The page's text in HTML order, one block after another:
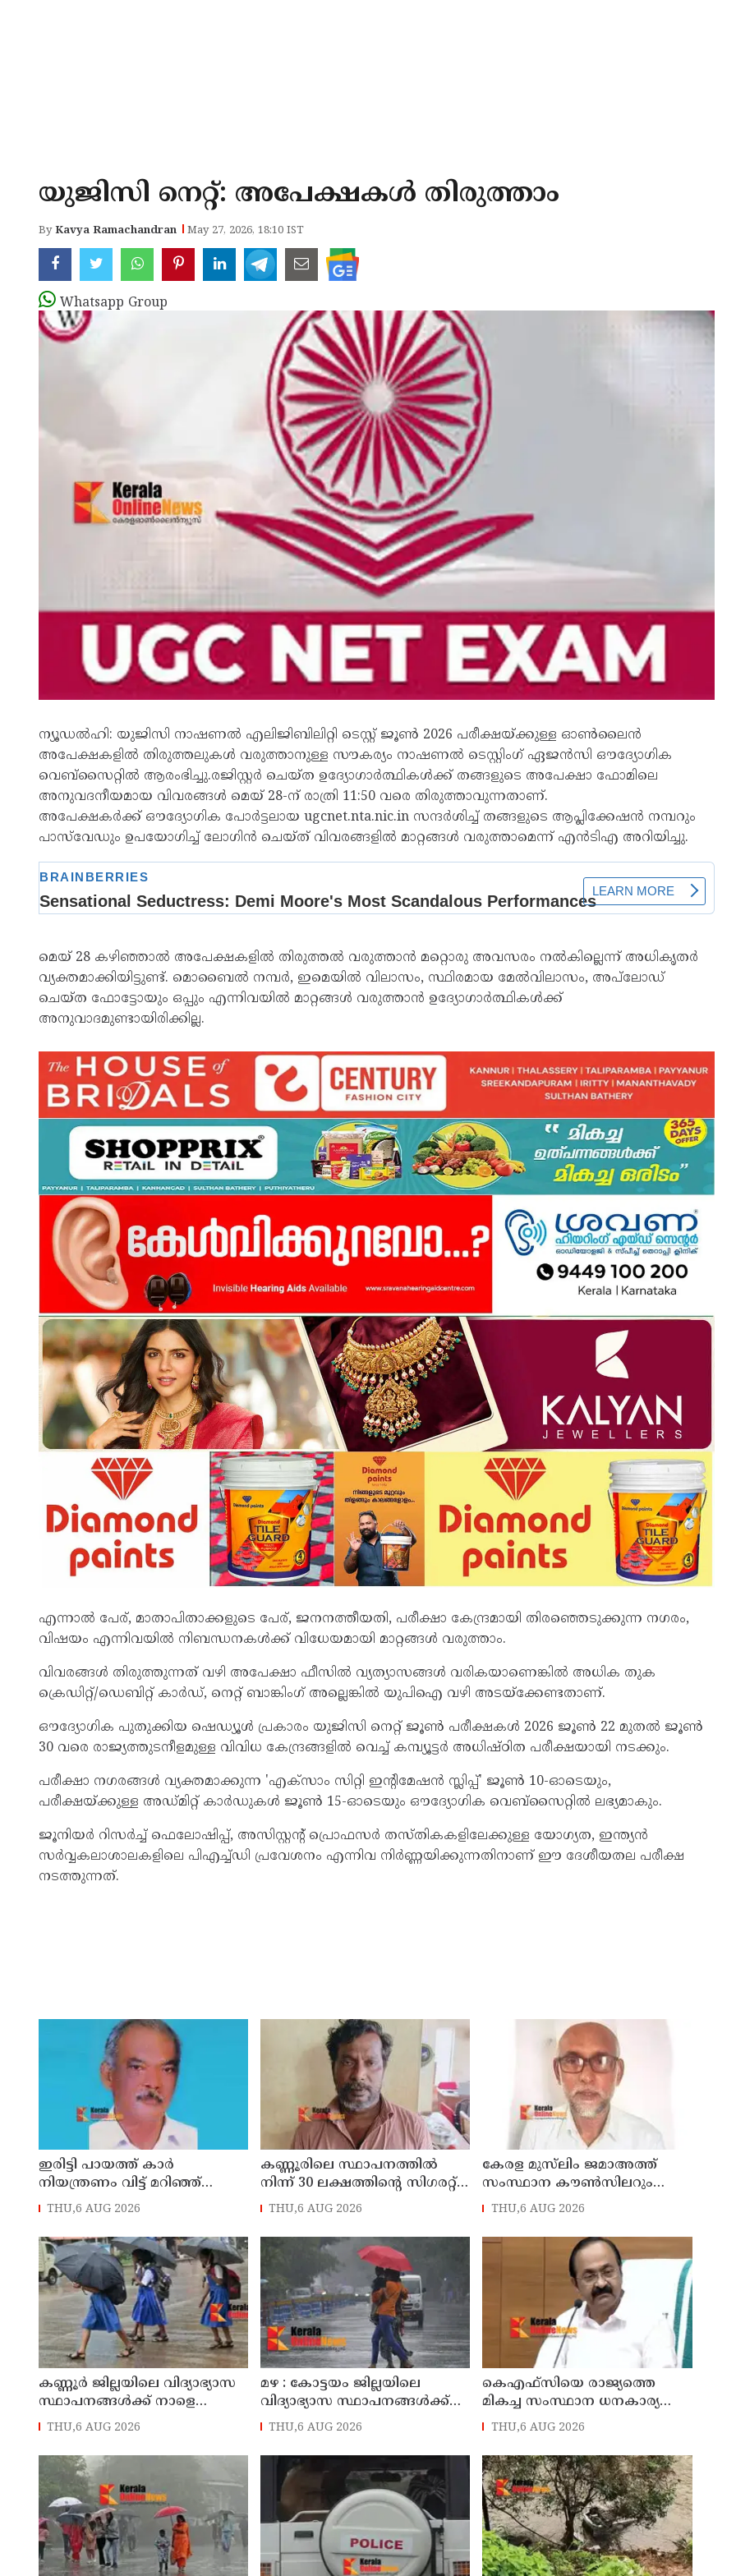
യുജിസി നെറ്റ്: അപേക്ഷകൾ തിരുത്താം
ByKavya Ramachandran May 27, 2026, 18:10 IST
Whatsapp Group
ന്യൂഡൽഹി: യുജിസി നാഷണൽ എലിജിബിലിറ്റി ടെസ്റ്റ് ജൂൺ 2026 പരീക്ഷയ്ക്കുള്ള ഓൺലൈൻ
അപേക്ഷകളിൽ തിരുത്തലുകൾ വരുത്താനുള്ള സൗകര്യം നാഷണൽ ടെസ്റ്റിംഗ് ഏജൻസി ഔദ്യോഗിക
വെബ്‌സൈറ്റിൽ ആരംഭിച്ചു.രജിസ്റ്റർ ചെയ്ത ഉദ്യോഗാർത്ഥികൾക്ക് തങ്ങളുടെ അപേക്ഷാ ഫോമിലെ
അനുവദനീയമായ വിവരങ്ങൾ മെയ് 28-ന് രാത്രി 11:50 വരെ തിരുത്താവുന്നതാണ്.
അപേക്ഷകർക്ക് ഔദ്യോഗിക പോർട്ടലായ ugcnet.nta.nic.in സന്ദർശിച്ച് തങ്ങളുടെ ആപ്ലിക്കേഷൻ നമ്പറും
പാസ്‌വേഡും ഉപയോഗിച്ച് ലോഗിൻ ചെയ്ത് വിവരങ്ങളിൽ മാറ്റങ്ങൾ വരുത്താമെന്ന് എൻടിഎ അറിയിച്ചു.
മെയ് 28 കഴിഞ്ഞാൽ അപേക്ഷകളിൽ തിരുത്തൽ വരുത്താൻ മറ്റൊരു അവസരം നൽകില്ലെന്ന് അധികൃതർ
വ്യക്തമാക്കിയിട്ടുണ്ട്. മൊബൈൽ നമ്പർ, ഇമെയിൽ വിലാസം, സ്ഥിരമായ മേൽവിലാസം, അപ്‌ലോഡ്
ചെയ്ത ഫോട്ടോയും ഒപ്പും എന്നിവയിൽ മാറ്റങ്ങൾ വരുത്താൻ ഉദ്യോഗാർത്ഥികൾക്ക്
അനുവാദമുണ്ടായിരിക്കില്ല.
എന്നാൽ പേര്, മാതാപിതാക്കളുടെ പേര്, ജനനത്തീയതി, പരീക്ഷാ കേന്ദ്രമായി തിരഞ്ഞെടുക്കുന്ന നഗരം,
വിഷയം എന്നിവയിൽ നിബന്ധനകൾക്ക് വിധേയമായി മാറ്റങ്ങൾ വരുത്താം.
വിവരങ്ങൾ തിരുത്തുന്നത് വഴി അപേക്ഷാ ഫീസിൽ വ്യത്യാസങ്ങൾ വരികയാണെങ്കിൽ അധിക തുക
ക്രെഡിറ്റ്/ഡെബിറ്റ് കാർഡ്, നെറ്റ് ബാങ്കിംഗ് അല്ലെങ്കിൽ യുപിഐ വഴി അടയ്‌ക്കേണ്ടതാണ്.
ഔദ്യോഗിക പുതുക്കിയ ഷെഡ്യൂൾ പ്രകാരം യുജിസി നെറ്റ് ജൂൺ പരീക്ഷകൾ 2026 ജൂൺ 22 മുതൽ ജൂൺ
30 വരെ രാജ്യത്തുടനീളമുള്ള വിവിധ കേന്ദ്രങ്ങളിൽ വെച്ച് കമ്പ്യൂട്ടർ അധിഷ്ഠിത പരീക്ഷയായി നടക്കും.
പരീക്ഷാ നഗരങ്ങൾ വ്യക്തമാക്കുന്ന 'എക്സാം സിറ്റി ഇൻ്റിമേഷൻ സ്ലിപ്പ്' ജൂൺ 10-ഓടെയും,
പരീക്ഷയ്ക്കുള്ള അഡ്മിറ്റ് കാർഡുകൾ ജൂൺ 15-ഓടെയും ഔദ്യോഗിക വെബ്‌സൈറ്റിൽ ലഭ്യമാകും.
ജൂനിയർ റിസർച്ച് ഫെലോഷിപ്പ്, അസിസ്റ്റന്റ് പ്രൊഫസർ തസ്തികകളിലേക്കുള്ള യോഗ്യത, ഇന്ത്യൻ
സർവ്വകലാശാലകളിലെ പിഎച്ച്ഡി പ്രവേശനം എന്നിവ നിർണ്ണയിക്കുന്നതിനാണ് ഈ ദേശീയതല പരീക്ഷ
നടത്തുന്നത്.
ഇരിട്ടി പായത്ത് കാർ
നിയന്ത്രണം വിട്ട് മറിഞ്ഞ്
തളിപ്പറമ്പിലെ ആദ്യ കാല
THU,6 AUG 2026
കണ്ണൂരിലെ സ്ഥാപനത്തിൽ
നിന്ന് 30 ലക്ഷത്തിന്റെ സിഗരറ്റ്
മോഷണം: തമിഴ്‌നാട്
തെങ്കാശിയിൽ പിടിയിൽ
THU,6 AUG 2026
കേരള മുസ്‌ലിം ജമാഅത്ത്
സംസ്ഥാന കൗൺസിലറും
തളിപ്പറമ്പിലെ മുതിർന്ന മാധ്യമ
അലി മൊഗ്രാൽ നിര്യാതനായി
THU,6 AUG 2026
കണ്ണൂർ ജില്ലയിലെ വിദ്യാഭ്യാസ
സ്ഥാപനങ്ങള്‍ക്ക് നാളെ
(07/08/2026), അവധി
THU,6 AUG 2026
മഴ : കോട്ടയം ജില്ലയിലെ
വിദ്യാഭ്യാസ സ്ഥാപനങ്ങൾക്ക്
നാളെ അവധി
THU,6 AUG 2026
കെഎഫ്‌സിയെ രാജ്യത്തെ
മികച്ച സംസ്ഥാന ധനകാര്യ
സ്ഥാപനമാക്കും: മുഖ്യമന്ത്രി വി
ഡി സതീശൻ
THU,6 AUG 2026